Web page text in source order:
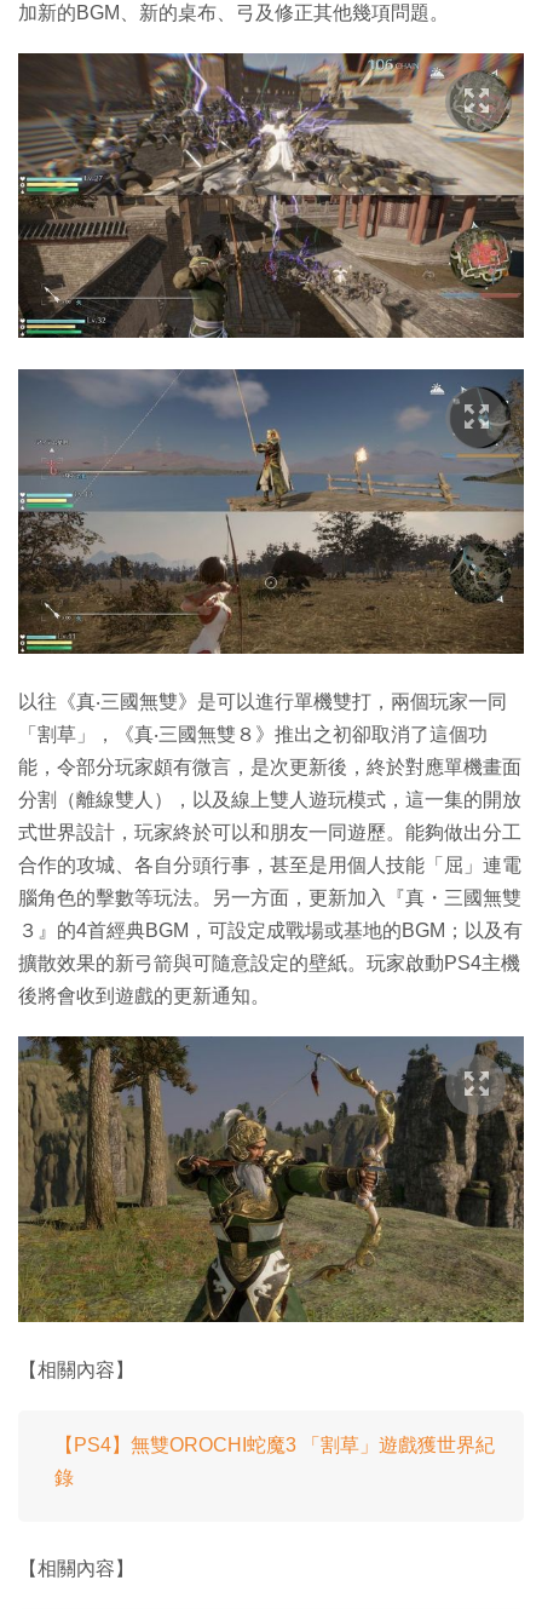
加新的BGM、新的桌布、弓及修正其他幾項問題。
以往《真‧三國無雙》是可以進行單機雙打，兩個玩家一同
「割草」，《真‧三國無雙８》推出之初卻取消了這個功
能，令部分玩家頗有微言，是次更新後，終於對應單機畫面
分割（離線雙人），以及線上雙人遊玩模式，這一集的開放
式世界設計，玩家終於可以和朋友一同遊歷。能夠做出分工
合作的攻城、各自分頭行事，甚至是用個人技能「屈」連電
腦角色的擊數等玩法。另一方面，更新加入『真・三國無雙
３』的4首經典BGM，可設定成戰場或基地的BGM；以及有
擴散效果的新弓箭與可隨意設定的壁紙。玩家啟動PS4主機
後將會收到遊戲的更新通知。
【相關內容】
【PS4】無雙OROCHI蛇魔3 「割草」遊戲獲世界紀
錄
【相關內容】